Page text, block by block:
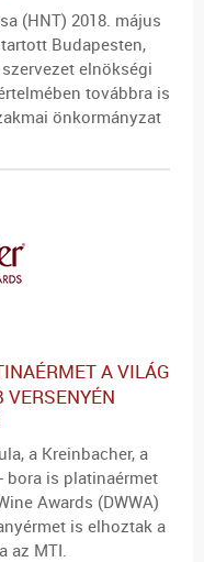
(HNT) 2018. május
Budapesten,
elnökségi
továbbra is
önkormányzat
A VILÁG
VERSENYÉN
a Kreinbacher, a
bora is platinaérmet
Awards (DWWA)
is elhoztak a
az MTI.